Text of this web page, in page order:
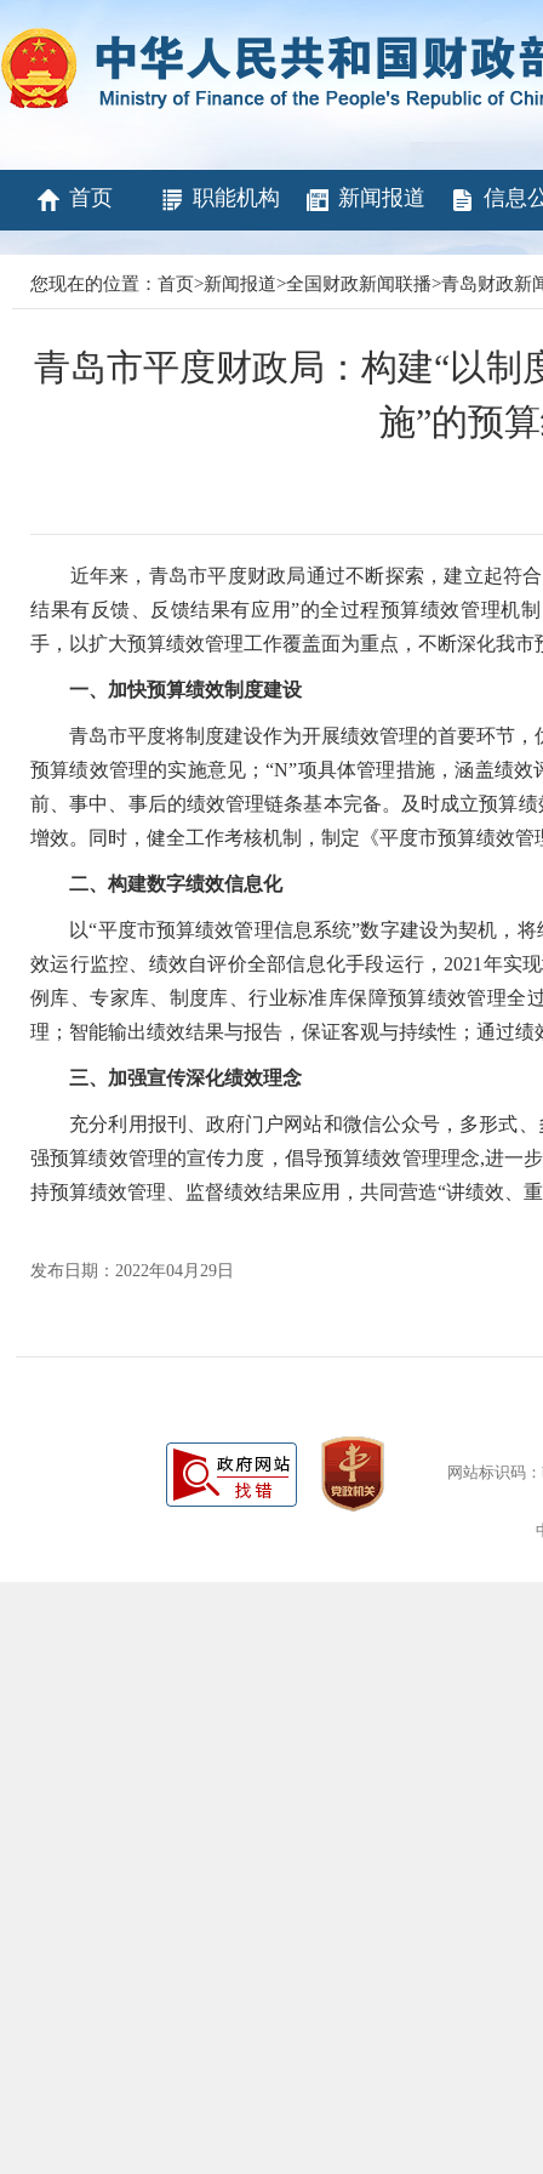
首页 职能机构 新闻报道 信息
您现在的位置： 首页>新闻报道>全国财政新闻联播>青岛财政新
青岛市平度财政局：构建“以
施”的预
近年来，青岛市平度财政局通过不断探索，建立起符合
结果有反馈、反馈结果有应用”的全过程预算绩效管理机
手，以扩大预算绩效管理工作覆盖面为重点，不断深化我
一、加快预算绩效制度建设
青岛市平度将制度建设作为开展绩效管理的首要环节，
预算绩效管理的实施意见；“N”项具体管理措施，涵盖绩
前、事中、事后的绩效管理链条基本完备。及时成立预算
增效。同时，健全工作考核机制，制定《平度市预算绩效
二、构建数字绩效信息化
以“平度市预算绩效管理信息系统”数字建设为契机，将
效运行监控、绩效自评价全部信息化手段运行，2021年实
例库、专家库、制度库、行业标准库保障预算绩效管理全
理；智能输出绩效结果与报告，保证客观与持续性；通过
三、加强宣传深化绩效理念
充分利用报刊、政府门户网站和微信公众号，多形式、
强预算绩效管理的宣传力度，倡导预算绩效管理理念,进一
持预算绩效管理、监督绩效结果应用，共同营造“讲绩效、
发布日期：2022年04月29日
网站标识码